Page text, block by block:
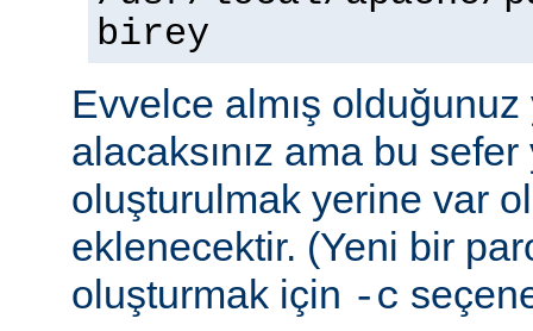
birey
Evvelce almış olduğunuz
alacaksınız ama bu
oluşturulmak yerine var
eklenecektir. (Yeni bir
oluşturmak için -c